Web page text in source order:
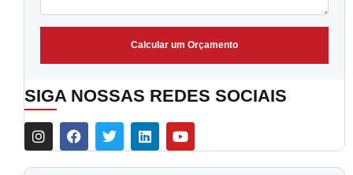
Calcular um Orçamento
SIGA NOSSAS REDES SOCIAIS